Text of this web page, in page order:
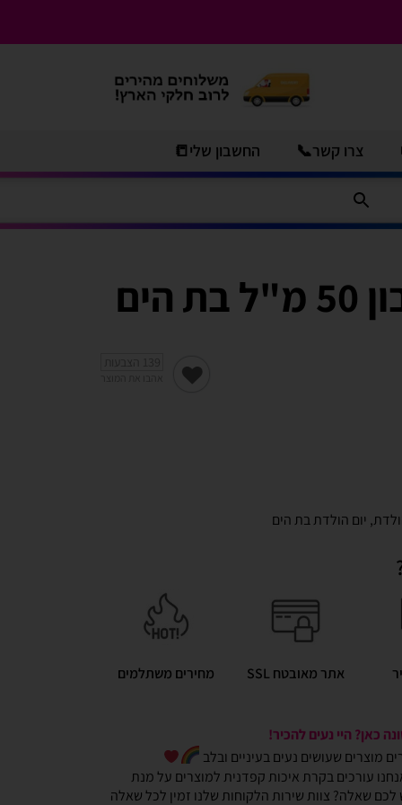
צרו קשר📞 החשבון שלי📒
, יום הולדת בת הים
אתר מאובטח SSL מחירים משתלמים
כאן? היי נעים להכיר!
מוצרים שעושים נעים בעיניים ובלב
עורכים בקרת איכות קפדנית למוצרים על מנת
לכם שאלה? צוות שירות הלקוחות שלנו זמין לכל שאלה